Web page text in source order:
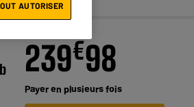
239€98
Payer en plusieurs fois
AUTORISER